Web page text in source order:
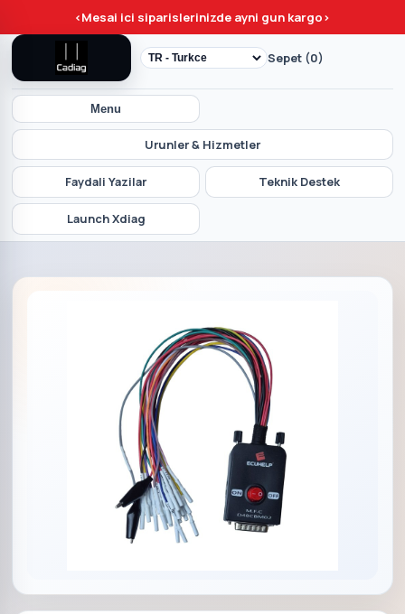
<Mesai ici siparislerinizde ayni gun kargo>
Menu
Urunler & Hizmetler
Faydali Yazilar Teknik Destek
Launch Xdiag
Sepet (0)